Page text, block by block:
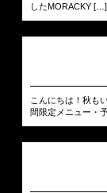
したMORACKY […]
こんにちは！秋も
間限定メニュー・